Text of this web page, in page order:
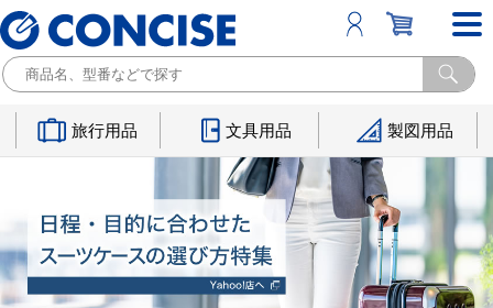
旅行用品 文具用品 製図用品